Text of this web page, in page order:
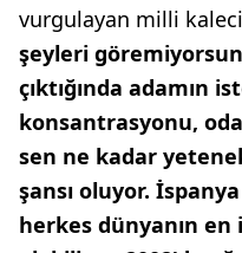
vurgulayan milli
şeyleri
çıktığında adamın
konsantrasyonu,
sen ne kadar
şansı oluyor.
herkes dünyanın en